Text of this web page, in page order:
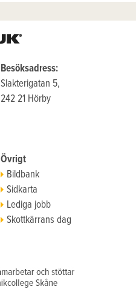
Besöksadress:
Slakterigatan 5,
242 21 Hörby
Övrigt
Bildbank
Sidkarta
Lediga jobb
Skottkärrans dag